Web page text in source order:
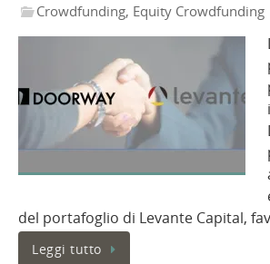
Crowdfunding, Equity Crowdfunding
del portafoglio di Levante Capital,
Leggi tutto